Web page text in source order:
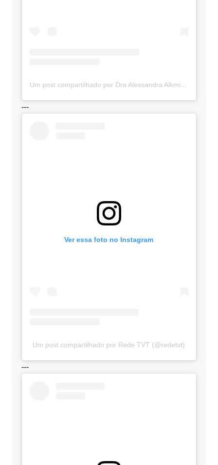
Um post compartilhado por Dra Alessandra Alkmim (@advocaciaalkmim)
---
Ver essa foto no Instagram
Um post compartilhado por Rede TVT (@redetvt)
---